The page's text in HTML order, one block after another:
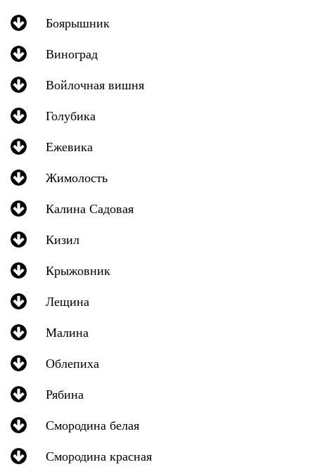
Боярышник
Виноград
Войлочная вишня
Голубика
Ежевика
Жимолость
Калина Садовая
Кизил
Крыжовник
Лещина
Малина
Облепиха
Рябина
Смородина белая
Смородина красная